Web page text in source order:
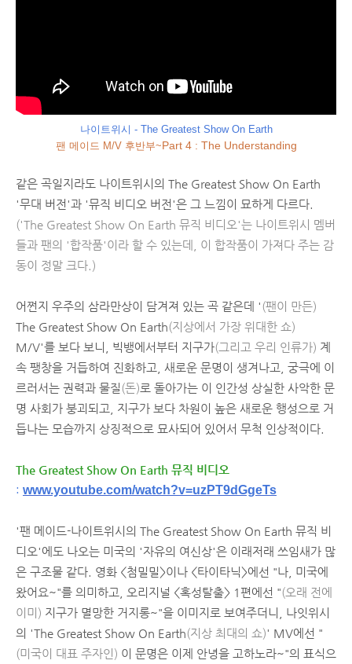
나이트위시 - The Greatest Show On Earth
팬 메이드 M/V 후반부~ Part 4 : The Understanding
같은 곡일지라도 나이트위시의 The Greatest Show On Earth
'무대 버전'과 '뮤직 비디오 버전'은 그 느낌이 묘하게 다르다.
('The Greatest Show On Earth 뮤직 비디오'는 나이트위시 멤버
들과 팬의 '합작품'이라 할 수 있는데, 이 합작품이 가져다 주는 감
동이 정말 크다.)
어쩐지 우주의 삼라만상이 담겨져 있는 곡 같은데 '(팬이 만든)
The Greatest Show On Earth(지상에서 가장 위대한 쇼)
M/V'를 보다 보니, 빅뱅에서부터 지구가(그리고 우리 인류가) 계
속 팽창을 거듭하여 진화하고, 새로운 문명이 생겨나고, 궁극에 이
르러서는 권력과 물질(돈)로 돌아가는 이 인간성 상실한 사악한 문
명 사회가 붕괴되고, 지구가 보다 차원이 높은 새로운 행성으로 거
듭나는 모습까지 상징적으로 묘사되어 있어서 무척 인상적이다.
The Greatest Show On Earth 뮤직 비디오
: www.youtube.com/watch?v=uzPT9dGgeTs
'팬 메이드-나이트위시의 The Greatest Show On Earth 뮤직 비
디오'에도 나오는 미국의 '자유의 여신상'은 이래저래 쓰임새가 많
은 구조물 같다. 영화 <첨밀밀>이나 <타이타닉>에선 "나, 미국에
왔어요~"를 의미하고, 오리지널 <혹성탈출> 1편에선 "(오래 전에
이미) 지구가 멸망한 거지롱~"을 이미지로 보여주더니, 나잇위시
의 'The Greatest Show On Earth(지상 최대의 쇼)' MV에선 "
(미국이 대표 주자인) 이 문명은 이제 안녕을 고하노라~"의 표식으